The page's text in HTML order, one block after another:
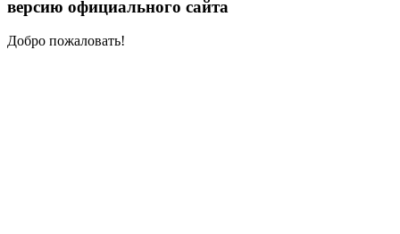
версию официального сайта
Добро пожаловать!